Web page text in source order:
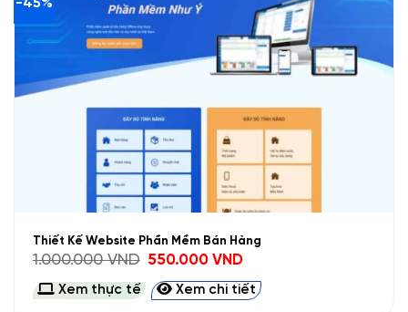
Thiết Kế Website Phần Mềm Bán Hàng
1.000.000VND
Giá
gốc
là:
1.000.000 VND.
550.000VNDGiá
tại
là:
550.000 VND.
Xem thực tế Xem chi tiết